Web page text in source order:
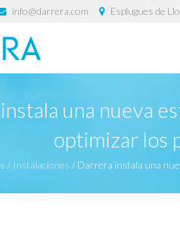
info@darrera.com Esplugues de
una nueva
optimizar los
/ Instalaciones / Darrera instala una